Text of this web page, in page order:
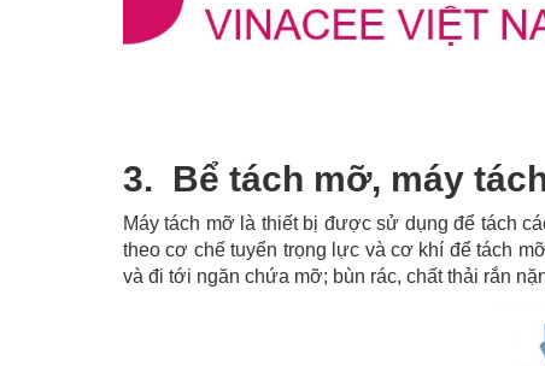
3. Bể tách mỡ, máy
Máy tách mỡ là thiết bị được sử dụng để tách
theo cơ chế tuyển trọng lực và cơ khí để tách
và đi tới ngăn chứa mỡ; bùn rác, chất thải rắn